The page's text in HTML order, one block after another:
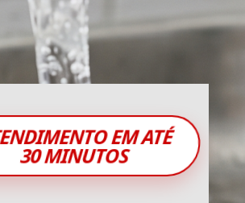
EM ATÉ
30 MINUTOS